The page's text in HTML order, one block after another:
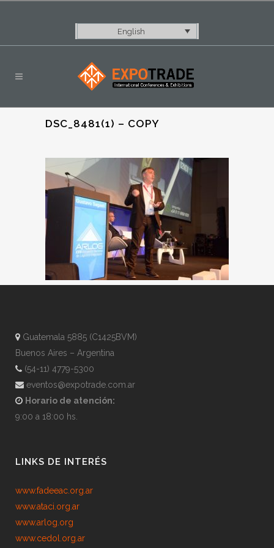
English
DSC_8481(1) – COPY
Guatemala 5885 (C1425BVM)
Buenos Aires – Argentina
(54-11) 4779-5300
eventos@expotrade.com.ar
Horario de atención:
9:00 a 18:00 hs.
LINKS DE INTERÉS
www.fadeeac.org.ar
www.ataci.org.ar
www.arlog.org
www.cedol.org.ar